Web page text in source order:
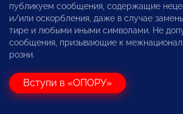
публикуем сообщения, содержащие
и/или оскорбления, даже в случае
тире и любыми иными символами. Не
сообщения, призывающие к
розни.
Вступи в «ОПОРУ»